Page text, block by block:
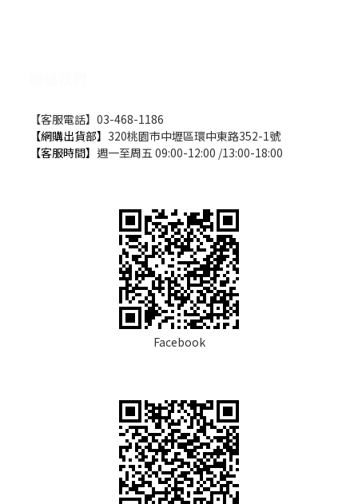
【客服電話】03-468-1186
【網購出貨部】 320桃園市中壢區環中東路352-1號
【客服時間】 週一至周五 09:00-12:00 /13:00-18:00
Facebook